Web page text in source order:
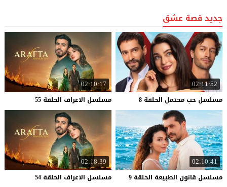
جديد قصة عشق
02:11:52
مسلسل حب محتمل الحلقة 8
02:10:17
مسلسل الاعراف الحلقة 55
02:10:41
مسلسل قانون الطبيعة الحلقة 9
02:18:39
مسلسل الاعراف الحلقة 54